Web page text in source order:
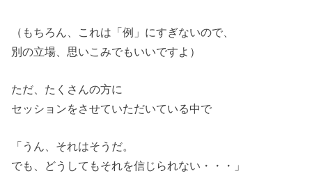
（もちろん、これは「例」にすぎないので、
別の立場、思いこみでもいいですよ）
ただ、たくさんの方に
セッションをさせていただいている中で
「うん、それはそうだ。
でも、どうしてもそれを信じられない・・・」